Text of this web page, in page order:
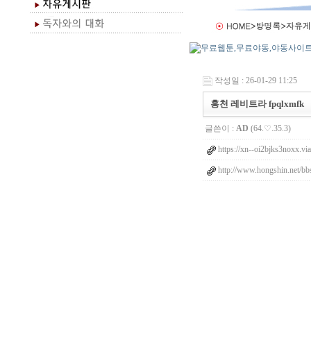
작성일 : 26-01-29 11:25
홍천 레비트라 fpqlxmfk
글쓴이 : AD (64.♡.35.3)
https://xn--
http://www.hongshin.net/